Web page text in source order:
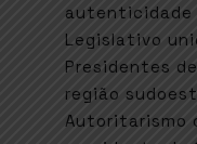
autenticidade
Legislativo
Presidentes
região
Autoritarismo